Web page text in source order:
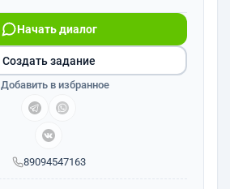
89094547163
Начать диалог
Создать задание
Добавить в избранное